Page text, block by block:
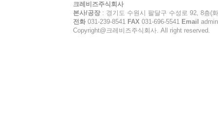
크레비즈주식회사
본사/공장 : 경기도 수원시 팔달구 수성로 92, 8층(
전화 031-239-8541 FAX 031-696-5541 Email
Copyright@크레비즈주식회사. All right reserved.